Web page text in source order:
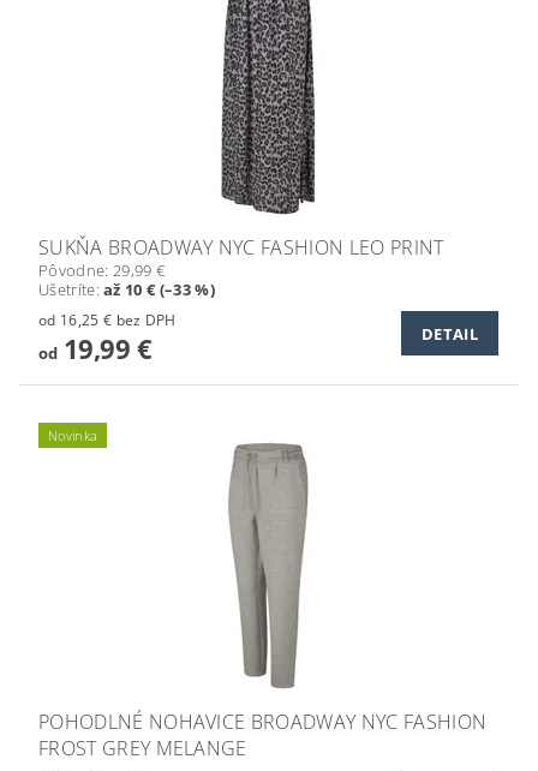
SUKŇA BROADWAY NYC FASHION LEO PRINT
Pôvodne: 29,99 €
Ušetríte:až 10 € (–33 %)
od 16,25 € bez DPH
od19,99 € DETAIL
Novinka
POHODLNÉ NOHAVICE BROADWAY NYC FASHION
FROST GREY MELANGE